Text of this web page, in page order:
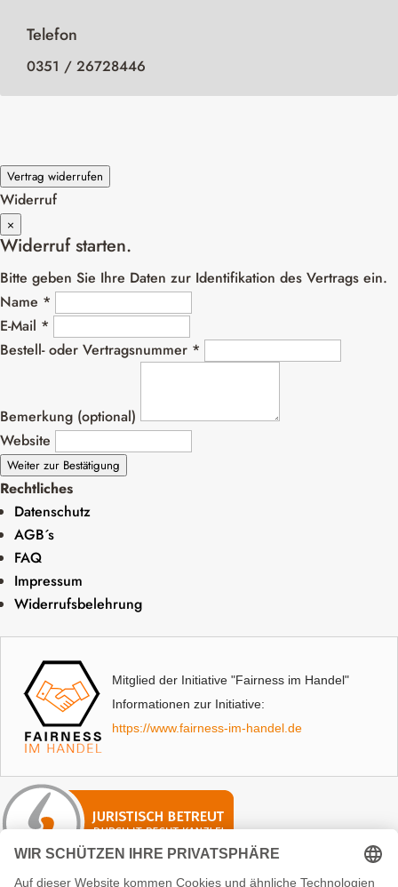
Telefon
0351 / 26728446
Vertrag widerrufen
Widerruf
×
Widerruf starten.
Bitte geben Sie Ihre Daten zur Identifikation des Vertrags ein.
Name *
E-Mail *
Bestell- oder Vertragsnummer *
Bemerkung (optional)
Website
Weiter zur Bestätigung
Rechtliches
Datenschutz
AGB´s
FAQ
Impressum
Widerrufsbelehrung
Mitglied der Initiative "Fairness im Handel"
Informationen zur Initiative:
https://www.fairness-im-handel.de